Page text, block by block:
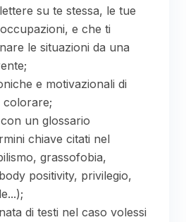
su te stessa, le tue
e che ti
le situazioni da una
e motivazionali di
colorare;
un glossario
chiave citati nel
grassofobia,
positivity, privilegio,
di testi nel caso volessi